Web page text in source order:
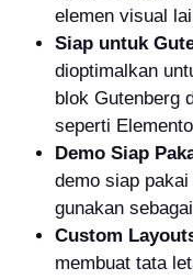
elemen visual
Siap untuk
dioptimalkan
blok Gutenberg
seperti
Demo Siap
demo siap
gunakan
Custom
membuat tata